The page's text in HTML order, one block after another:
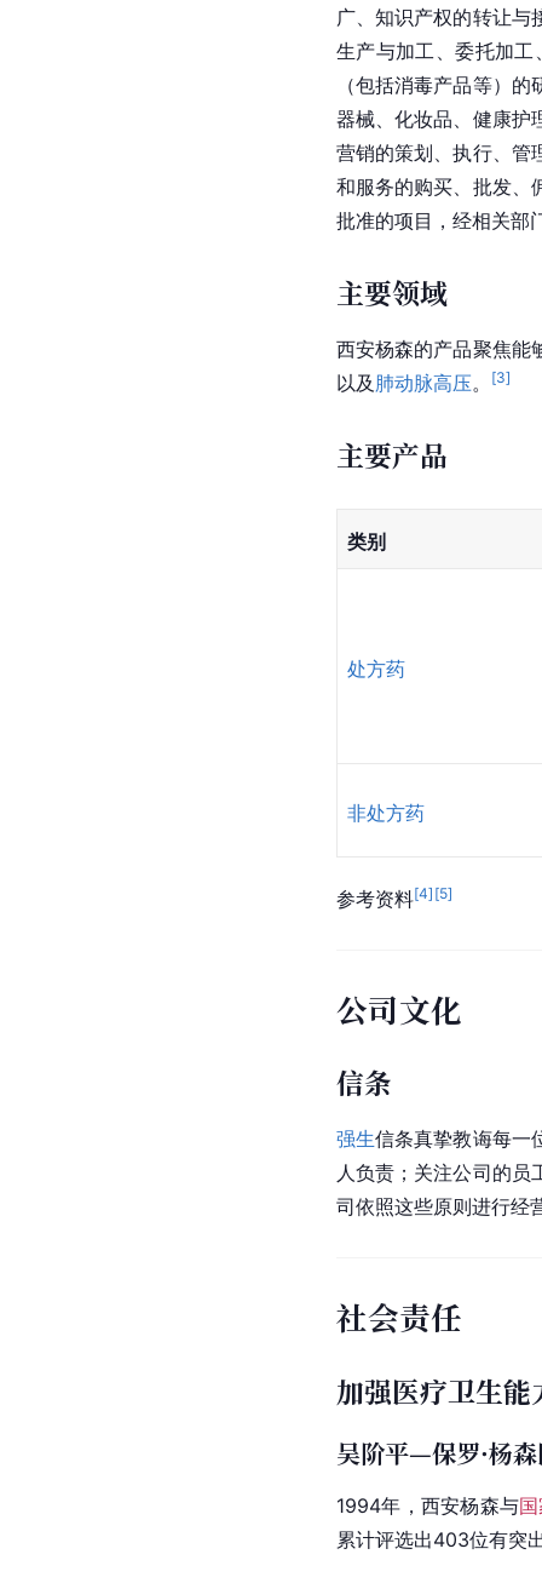
广、知识产权的转让与
生产与加工、委托加
（包括消毒产品等）
器械、化妆品、健康护
营销的策划、执行、管
和服务的购买、批发、
批准的项目，经相关部
主要领域
西安杨森的产品聚焦能
以及 肺动脉高压。 [3]
主要产品
类别
处方药
非处方药
参考资料[4] [5]
公司文化
信条
强生信条真挚教诲每一
人负责；关注公司的员
司依照这些原则进行经
社会责任
加强医疗卫生能
吴阶平—保罗·杨
1994年，西安杨森与
累计评选出403位有突